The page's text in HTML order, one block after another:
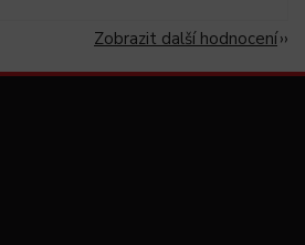
Zobrazit další hodnocení